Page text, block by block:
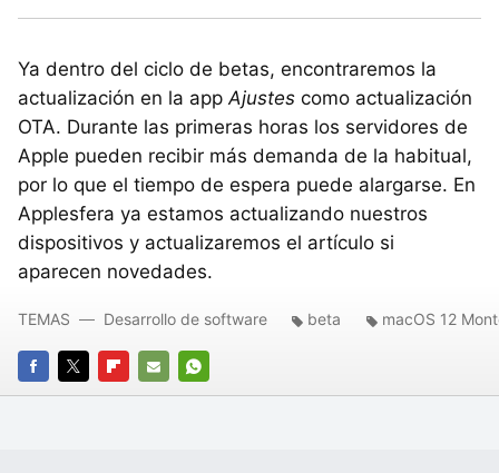
Ya dentro del ciclo de betas, encontraremos la
actualización en la appAjustes como actualización
OTA. Durante las primeras horas los servidores de
Apple pueden recibir más demanda de la habitual,
por lo que el tiempo de espera puede alargarse. En
Applesfera ya estamos actualizando nuestros
dispositivos y actualizaremos el artículo si
aparecen novedades.
FACEBOOK
TWITTERFLIPBOARD
E-
WHATSAPP
TEMAS Desarrollo de software beta macOS 12